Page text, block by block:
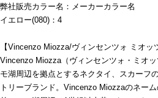
弊社販売カラー名：メーカーカラー名
イエロー(080)：4
【Vincenzo Miozza/ヴィンセンツォ ミオッ
Vincenzo Miozza（ヴィンセンツォ・ミオ
モ湖周辺を拠点とするネクタイ、スカーフ
トリーブランド。Vincenzo Miozzaのネー